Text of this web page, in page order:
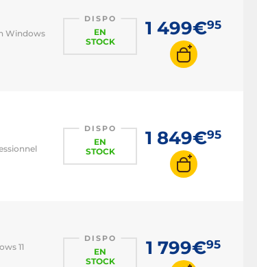
Windows
DISPO
EN
STOCK
1 499€95
DISPO
EN
STOCK
1 849€95
11
DISPO
EN
STOCK
1 799€95